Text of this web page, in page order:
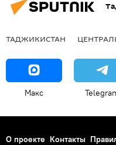
ТАДЖИКИСТАН
Макс
О проекте Контакты